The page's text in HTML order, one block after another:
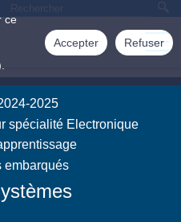
ce
Accepter Refuser
2025
spécialité Electronique
embarqués